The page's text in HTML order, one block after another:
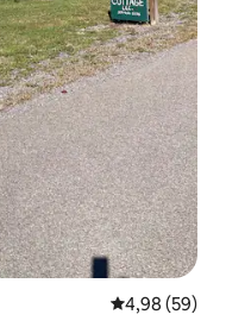
4,98 de uma
4,98 (59)